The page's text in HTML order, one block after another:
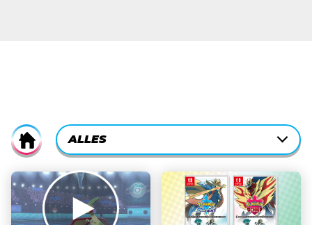
Home
CURRENTLY-
ACTIVE
CATEGORY
FILTER:
ALLES
ALLES
HANDLUNG